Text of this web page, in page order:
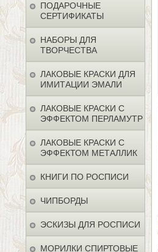
ПОДАРОЧНЫЕ
СЕРТИФИКАТЫ
НАБОРЫ ДЛЯ
ТВОРЧЕСТВА
ЛАКОВЫЕ КРАСКИ ДЛЯ
ИМИТАЦИИ ЭМАЛИ
ЛАКОВЫЕ КРАСКИ С
ЭФФЕКТОМ ПЕРЛАМУТР
ЛАКОВЫЕ КРАСКИ С
ЭФФЕКТОМ МЕТАЛЛИК
КНИГИ ПО РОСПИСИ
ЧИПБОРДЫ
ЭСКИЗЫ ДЛЯ РОСПИСИ
МОРИЛКИ СПИРТОВЫЕ